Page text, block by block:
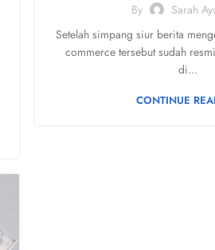
By
Sarah
Setelah simpang siur berita
commerce tersebut sudah
di...
CONTINUE